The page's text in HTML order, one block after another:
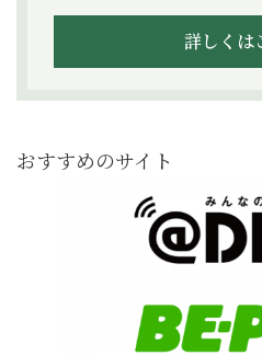
詳しくは
おすすめのサイト